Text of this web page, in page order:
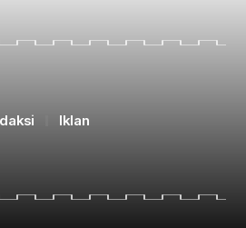
Iklan